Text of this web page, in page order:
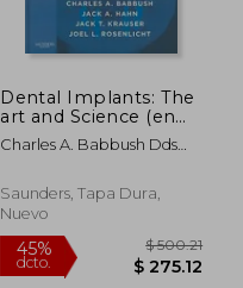
Dental Implants: The
art and Science (en
Inglés)
Charles A. Babbush Dds
Jack T. Krauser Dmd; Joel
L. Rosenlicht Dmd
Saunders, Tapa Dura,
Nuevo